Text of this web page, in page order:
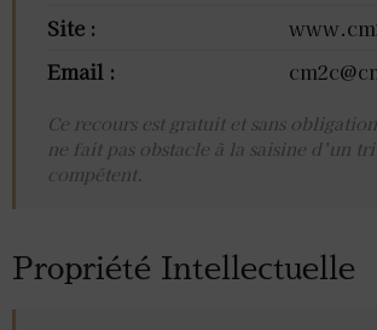
Site :
Email :
Ce recours est gratuit et sans
ne fait pas obstacle à la saisine d’un
compétent.
Propriété Intellectuelle